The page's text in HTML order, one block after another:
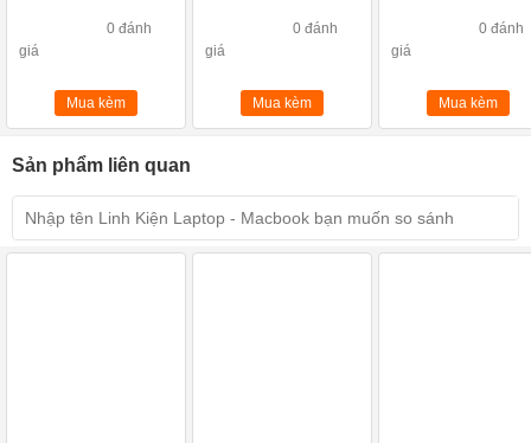
0 đánh
giá
Mua kèm
USB 3.0, VGA0 đánh
giá
Mua kèm
0 đánh
giá
Mua kèm
Sản phẩm liên quan